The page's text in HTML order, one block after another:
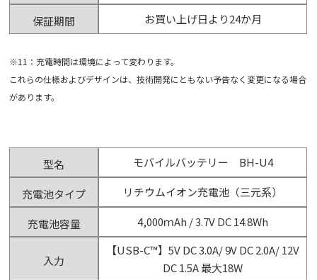
保証期間
お買い上げ日より24か月
※11：充電時間は環境によって変わります。
これらの仕様およびデザインは、技術開発にともない予告なく変更になる場合
があります。
型名 モバイルバッテリー BH-U4
充電池タイプ リチウムイオン充電池（三元系）
充電池容量 4,000ｍAh / 3.7V DC 14.8Wh
入力
【USB-C™】5V DC 3.0A/ 9V DC 2.0A/ 12V
DC 1.5A 最大18W